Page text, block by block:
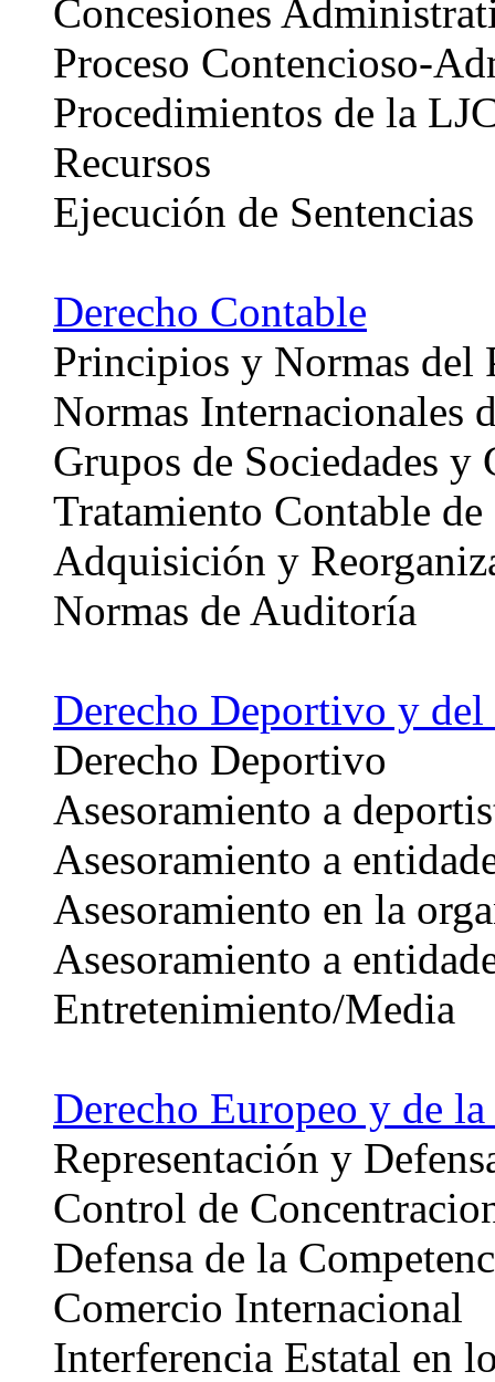
Concesiones
Proceso Contencioso-
Procedimientos de la
Recursos
Ejecución de Sentencias
Derecho Contable
Principios y Normas del
Normas Internacionales
Grupos de Sociedades
Tratamiento Contable
Adquisición y
Normas de Auditoría
Derecho Deportivo y
Derecho Deportivo
Asesoramiento a
Asesoramiento a
Asesoramiento en la
Asesoramiento a
Entretenimiento/Media
Derecho Europeo y de
Representación y
Control de
Defensa de la
Comercio Internacional
Interferencia Estatal en